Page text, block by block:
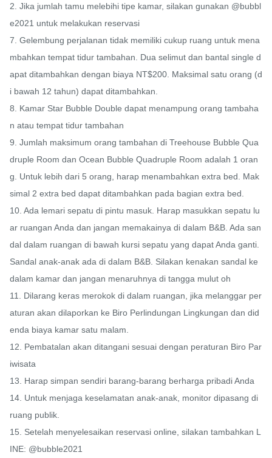
2. Jika jumlah tamu melebihi tipe kamar, silakan gunakan @bubbl
e2021 untuk melakukan reservasi
7. Gelembung perjalanan tidak memiliki cukup ruang untuk mena
mbahkan tempat tidur tambahan. Dua selimut dan bantal single d
apat ditambahkan dengan biaya NT$200. Maksimal satu orang (d
i bawah 12 tahun) dapat ditambahkan.
8. Kamar Star Bubble Double dapat menampung orang tambaha
n atau tempat tidur tambahan
9. Jumlah maksimum orang tambahan di Treehouse Bubble Qua
druple Room dan Ocean Bubble Quadruple Room adalah 1 oran
g. Untuk lebih dari 5 orang, harap menambahkan extra bed. Mak
simal 2 extra bed dapat ditambahkan pada bagian extra bed.
10. Ada lemari sepatu di pintu masuk. Harap masukkan sepatu lu
ar ruangan Anda dan jangan memakainya di dalam B&B. Ada san
dal dalam ruangan di bawah kursi sepatu yang dapat Anda ganti.
Sandal anak-anak ada di dalam B&B. Silakan kenakan sandal ke
dalam kamar dan jangan menaruhnya di tangga mulut oh
11. Dilarang keras merokok di dalam ruangan, jika melanggar per
aturan akan dilaporkan ke Biro Perlindungan Lingkungan dan did
enda biaya kamar satu malam.
12. Pembatalan akan ditangani sesuai dengan peraturan Biro Par
iwisata
13. Harap simpan sendiri barang-barang berharga pribadi Anda
14. Untuk menjaga keselamatan anak-anak, monitor dipasang di
ruang publik.
15. Setelah menyelesaikan reservasi online, silakan tambahkan L
INE: @bubble2021